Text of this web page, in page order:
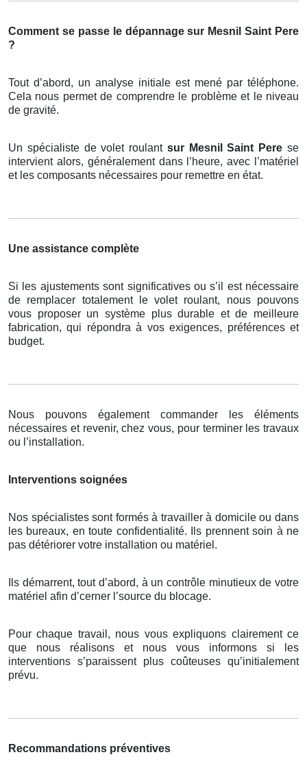
Comment se passe le dépannage sur Mesnil Saint Pere
?
Tout d’abord, un analyse initiale est mené par téléphone.
Cela nous permet de comprendre le problème et le niveau
de gravité.
Un spécialiste de volet roulant sur Mesnil Saint Perese
intervient alors, généralement dans l’heure, avec l’matériel
et les composants nécessaires pour remettre en état.
Une assistance complète
Si les ajustements sont significatives ou s’il est nécessaire
de remplacer totalement le volet roulant, nous pouvons
vous proposer un système plus durable et de meilleure
fabrication, qui répondra à vos exigences, préférences et
budget.
Nous pouvons également commander les éléments
nécessaires et revenir, chez vous, pour terminer les travaux
ou l’installation.
Interventions soignées
Nos spécialistes sont formés à travailler à domicile ou dans
les bureaux, en toute confidentialité. Ils prennent soin à ne
pas détériorer votre installation ou matériel.
Ils démarrent, tout d’abord, à un contrôle minutieux de votre
matériel afin d’cerner l’source du blocage.
Pour chaque travail, nous vous expliquons clairement ce
que nous réalisons et nous vous informons si les
interventions s’paraissent plus coûteuses qu’initialement
prévu.
Recommandations préventives